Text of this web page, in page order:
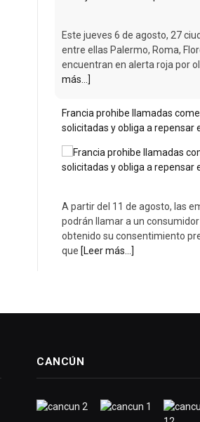
Este jueves 6 de agosto, 27
entre ellas Palermo, Roma,
encuentran en alerta roja por
más...]
Francia prohibe llamadas
solicitadas y obliga a repensar
A partir del 11 de agosto, las
podrán llamar a un
obtenido su consentimiento
que [Leer más...]
CANCÚN